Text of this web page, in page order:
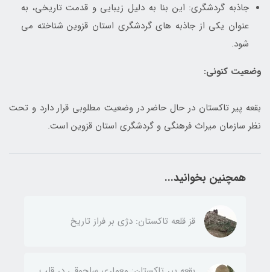
جاذبه گردشگری: این بنا به دلیل زیبایی و قدمت تاریخی، به
عنوان یکی از جاذبه های گردشگری استان قزوین شناخته می
شود.
وضعیت کنونی:
بقعه پیر تاکستان در حال حاضر در وضعیت مطلوبی قرار دارد و تحت
نظر سازمان میراث فرهنگی و گردشگری استان قزوین است.
همچنین بخوانید...
قز قلعه تاکستان: دژی بر فراز تاریخ